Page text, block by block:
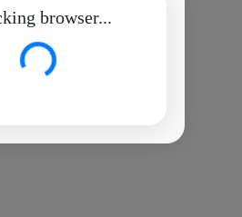
browser...